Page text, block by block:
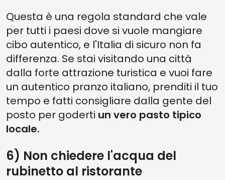
Questa è una regola standard che vale
per tutti i paesi dove si vuole mangiare
cibo autentico, e l'Italia di sicuro non fa
differenza. Se stai visitando una città
dalla forte attrazione turistica e vuoi fare
un autentico pranzo italiano, prenditi il tuo
tempo e fatti consigliare dalla gente del
posto per goderti un vero pasto tipico
locale.
6) Non chiedere l'acqua del
rubinetto al ristorante